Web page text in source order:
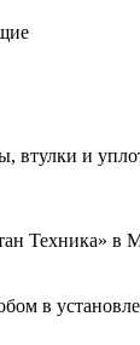
втулки и
Техника» в
в